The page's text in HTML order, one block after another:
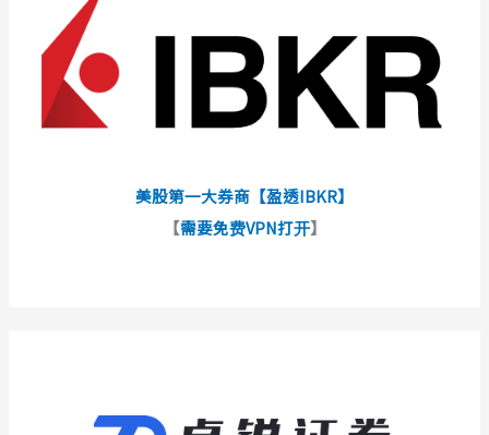
美股第一大券商【盈透IBKR】
【需要免费VPN打开】